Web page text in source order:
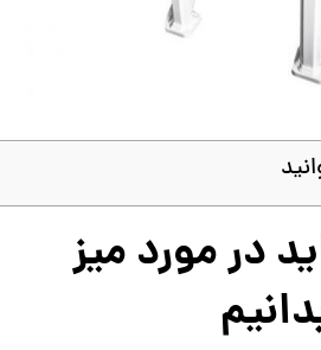
در مورد میز